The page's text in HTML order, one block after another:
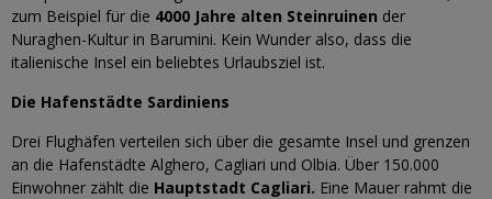
zum Beispiel für die 4000 Jahre alten Steinruinen der
Nuraghen-Kultur in Barumini. Kein Wunder also, dass die
italienische Insel ein beliebtes Urlaubsziel ist.
Die Hafenstädte Sardiniens
Drei Flughäfen verteilen sich über die gesamte Insel und grenzen
an die Hafenstädte Alghero, Cagliari und Olbia. Über 150.000
Einwohner zählt die Hauptstadt Cagliari. Eine Mauer rahmt die